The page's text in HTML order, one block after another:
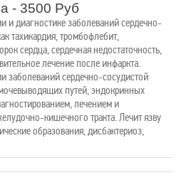
- 3500 Руб
и диагностике заболеваний сердечно-
тахикардия, тромбофлебит,
сердца, сердечная недостаточность,
лечение после инфаркта.
заболеваний сердечно-сосудистой
путей, эндокринных
лечением и
кишечного тракта. Лечит язву
образования, дисбактериоз,